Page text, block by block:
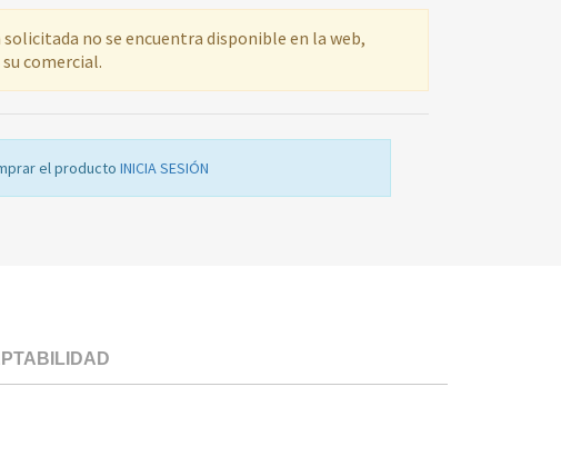
solicitada no se encuentra disponible en la web,
comercial.
el producto INICIA SESIÓN